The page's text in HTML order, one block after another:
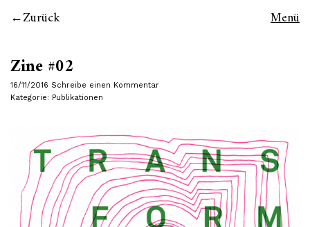
Zurück Menü
Zine #02
16/11/2016 Schreibe einen Kommentar
Kategorie: Publikationen